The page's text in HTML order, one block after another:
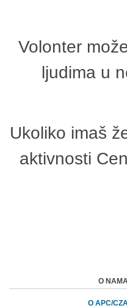
Volonter
ljudima u
Ukoliko imaš
aktivnosti
O
O APC/